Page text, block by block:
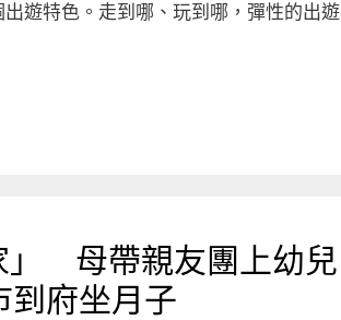
遊特色。走到哪、玩到哪，彈性的出遊
」 母帶親友團上幼兒
到府坐月子